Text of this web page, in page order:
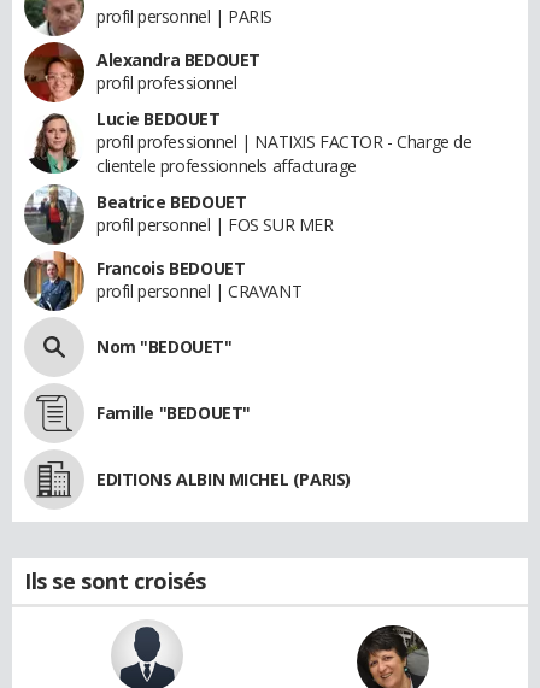
profil personnel | PARIS
Alexandra BEDOUET
profil professionnel
Lucie BEDOUET
profil professionnel | NATIXIS FACTOR - Charge de
clientele professionnels affacturage
Beatrice BEDOUET
profil personnel | FOS SUR MER
Francois BEDOUET
profil personnel | CRAVANT
Nom "BEDOUET"
Famille "BEDOUET"
EDITIONS ALBIN MICHEL (PARIS)
Ils se sont croisés